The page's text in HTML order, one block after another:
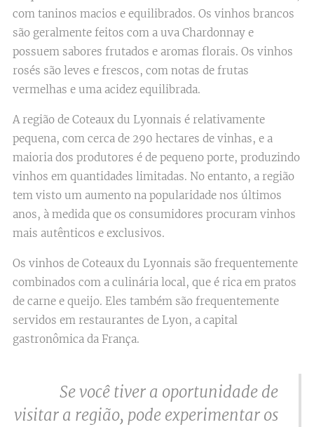
com taninos macios e equilibrados. Os vinhos brancos
são geralmente feitos com a uva Chardonnay e
possuem sabores frutados e aromas florais. Os vinhos
rosés são leves e frescos, com notas de frutas
vermelhas e uma acidez equilibrada.
A região de Coteaux du Lyonnais é relativamente
pequena, com cerca de 290 hectares de vinhas, e a
maioria dos produtores é de pequeno porte, produzindo
vinhos em quantidades limitadas. No entanto, a região
tem visto um aumento na popularidade nos últimos
anos, à medida que os consumidores procuram vinhos
mais autênticos e exclusivos.
Os vinhos de Coteaux du Lyonnais são frequentemente
combinados com a culinária local, que é rica em pratos
de carne e queijo. Eles também são frequentemente
servidos em restaurantes de Lyon, a capital
gastronômica da França.
Se você tiver a oportunidade de
visitar a região, pode experimentar os